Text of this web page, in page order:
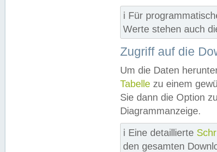
ℹ️ Für
Werte stehen auch
Zugriff auf die
Um die Daten
Tabelle zu einem
Sie dann die Option
Diagrammanzeige.
ℹ️ Eine detaillierte
den gesamten